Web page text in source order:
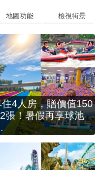
地圖功能 檢視街景
4人房，贈價值150
張！暑假再享球池